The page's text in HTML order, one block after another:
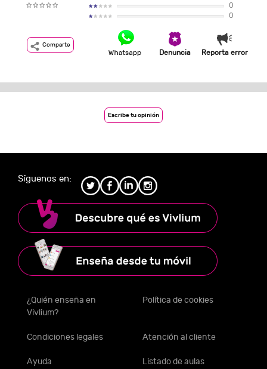
0
0
Comparte
Denuncia Reporta error
Escribe tu opinión
Síguenos en:
¿Quién enseña en
Vivlium?
Política de cookies
Condiciones legales Atención al cliente
Ayuda Listado de aulas